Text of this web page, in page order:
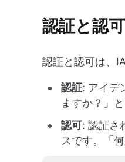
認証と認可
認証と認可は、
認証: アイデ
ますか？」
認可: 認証さ
スです。「